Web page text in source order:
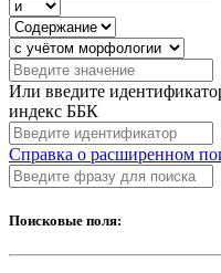
Или введите
индекс ББК
Справка о расширенном
Поисковые поля: